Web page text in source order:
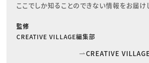
ここでしか知ることのできない情報をお届け
監修
CREATIVE VILLAGE編集部
CREATIVE